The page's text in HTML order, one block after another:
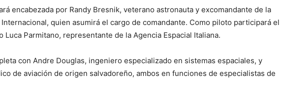
encabezada por Randy Bresnik, veterano astronauta y excomandante de la
Internacional, quien asumirá el cargo de comandante. Como piloto participará el
Luca Parmitano, representante de la Agencia Espacial Italiana.
con Andre Douglas, ingeniero especializado en sistemas espaciales, y
de aviación de origen salvadoreño, ambos en funciones de especialistas de